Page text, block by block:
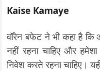
Kaise Kamaye
वॉरेन बफेट ने भी कहा है
नहीं रहना चाहि‍ए और
नि‍वेश करते रहना चाहि‍ए।